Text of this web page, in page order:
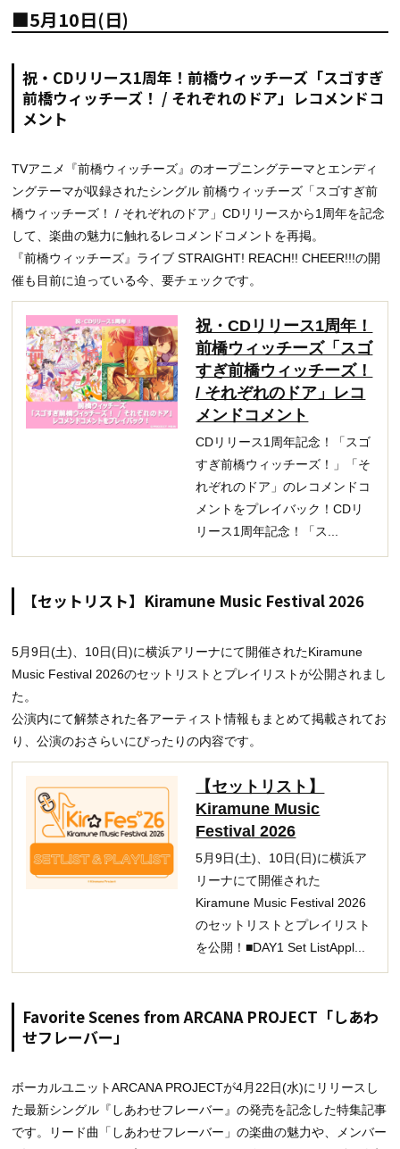
■5月10日(日)
祝・CDリリース1周年！前橋ウィッチーズ「スゴすぎ
前橋ウィッチーズ！ / それぞれのドア」レコメンドコ
メント
TVアニメ『前橋ウィッチーズ』のオープニングテーマとエンディ
ングテーマが収録されたシングル 前橋ウィッチーズ「スゴすぎ前
橋ウィッチーズ！ / それぞれのドア」CDリリースから1周年を記念
して、楽曲の魅力に触れるレコメンドコメントを再掲。
『前橋ウィッチーズ』ライブ STRAIGHT! REACH!! CHEER!!!の開
催も目前に迫っている今、要チェックです。
祝・CDリリース1周年！
前橋ウィッチーズ「スゴ
すぎ前橋ウィッチーズ！
/ それぞれのドア」レコ
メンドコメント
CDリリース1周年記念！「スゴ
すぎ前橋ウィッチーズ！」「そ
れぞれのドア」のレコメンドコ
メントをプレイバック！CDリ
リース1周年記念！「ス...
【セットリスト】Kiramune Music Festival 2026
5月9日(土)、10日(日)に横浜アリーナにて開催されたKiramune
Music Festival 2026のセットリストとプレイリストが公開されまし
た。
公演内にて解禁された各アーティスト情報もまとめて掲載されてお
り、公演のおさらいにぴったりの内容です。
【セットリスト】
Kiramune Music
Festival 2026
5月9日(土)、10日(日)に横浜ア
リーナにて開催された
Kiramune Music Festival 2026
のセットリストとプレイリスト
を公開！■DAY1 Set ListAppl...
Favorite Scenes from ARCANA PROJECT「しあわ
せフレーバー」
ボーカルユニットARCANA PROJECTが4月22日(水)にリリースし
た最新シングル『しあわせフレーバー』の発売を記念した特集記事
です。リード曲「しあわせフレーバー」の楽曲の魅力や、メンバー